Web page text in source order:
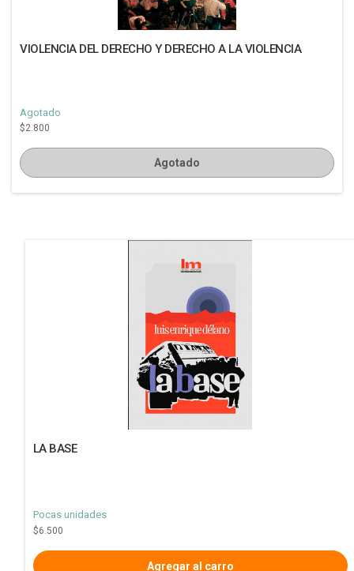
VIOLENCIA DEL DERECHO Y DERECHO A LA VIOLENCIA
Agotado
$2.800
Agotado
LA BASE
Pocas unidades
$6.500